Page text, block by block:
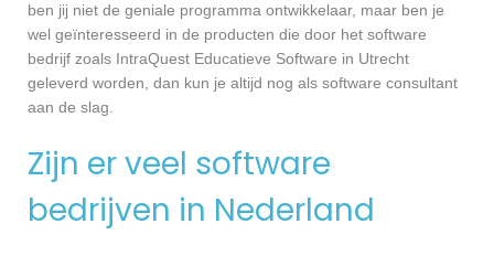
ben jij niet de geniale programma ontwikkelaar, maar ben je
wel geïnteresseerd in de producten die door het software
bedrijf zoals IntraQuest Educatieve Software in Utrecht
geleverd worden, dan kun je altijd nog als software consultant
aan de slag.
Zijn er veel software
bedrijven in Nederland